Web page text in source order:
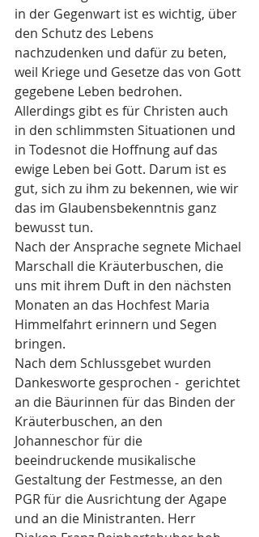
in der Gegenwart ist es wichtig, über
den Schutz des Lebens
nachzudenken und dafür zu beten,
weil Kriege und Gesetze das von Gott
gegebene Leben bedrohen.
Allerdings gibt es für Christen auch
in den schlimmsten Situationen und
in Todesnot die Hoffnung auf das
ewige Leben bei Gott. Darum ist es
gut, sich zu ihm zu bekennen, wie wir
das im Glaubensbekenntnis ganz
bewusst tun.
Nach der Ansprache segnete Michael
Marschall die Kräuterbuschen, die
uns mit ihrem Duft in den nächsten
Monaten an das Hochfest Maria
Himmelfahrt erinnern und Segen
bringen.
Nach dem Schlussgebet wurden
Dankesworte gesprochen -  gerichtet
an die Bäurinnen für das Binden der
Kräuterbuschen, an den
Johanneschor für die
beeindruckende musikalische
Gestaltung der Festmesse, an den
PGR für die Ausrichtung der Agape
und an die Ministranten. Herr